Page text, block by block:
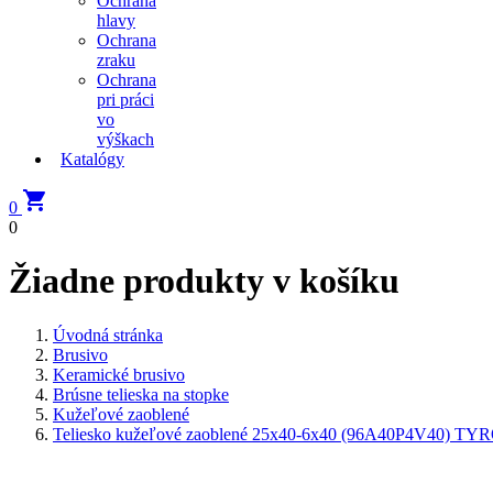
hlavy
Ochrana
zraku
Ochrana
pri práci
vo
výškach
Katalógy
0 
0
Žiadne produkty v košíku
Úvodná stránka
Brusivo
Keramické brusivo
Brúsne telieska na stopke
Kužeľové zaoblené
Teliesko kužeľové zaoblené 25x40-6x40 (96A40P4V40)